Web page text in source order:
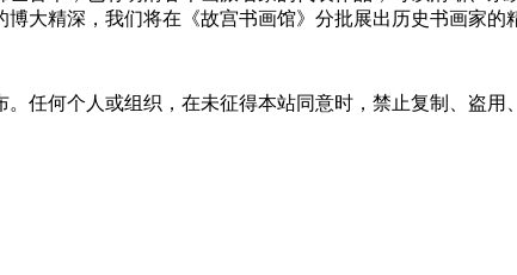
大精深，我们将在《故宫书画馆》分批展出历史书画家的
任何个人或组织，在未征得本站同意时，禁止复制、盗